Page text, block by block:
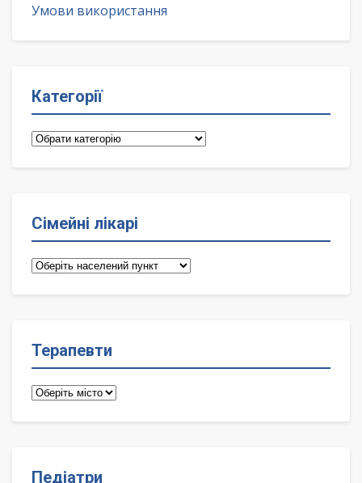
Умови використання
Категорії
Категорії
Сімейні лікарі
Сімейні
Терапевти
Терапевти
Педіатри